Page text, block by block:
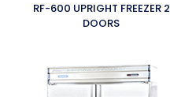
RF-600 UPRIGHT FREEZER 2
DOORS